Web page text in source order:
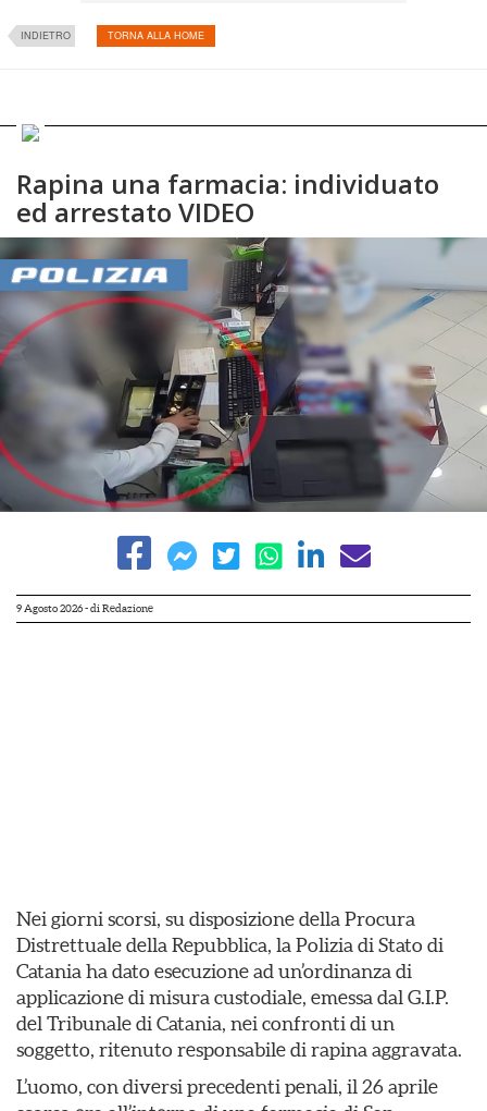
INDIETRO TORNA ALLA HOME
Rapina una farmacia: individuato
ed arrestato VIDEO
9 Agosto 2026- di Redazione
Nei giorni scorsi, su disposizione della Procura
Distrettuale della Repubblica, la Polizia di Stato di
Catania ha dato esecuzione ad un’ordinanza di
applicazione di misura custodiale, emessa dal G.I.P.
del Tribunale di Catania, nei confronti di un
soggetto, ritenuto responsabile di rapina aggravata.
L’uomo, con diversi precedenti penali, il 26 aprile